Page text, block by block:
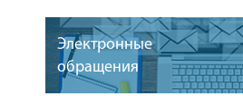
Электронные
обращения